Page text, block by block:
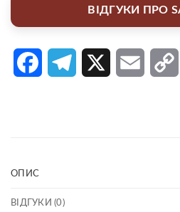
ВІДГУКИ ПРО
FacebookTelegram Email
ОПИС
ВІДГУКИ (0)